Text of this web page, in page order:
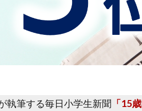
執筆する毎日小学生新聞 「15